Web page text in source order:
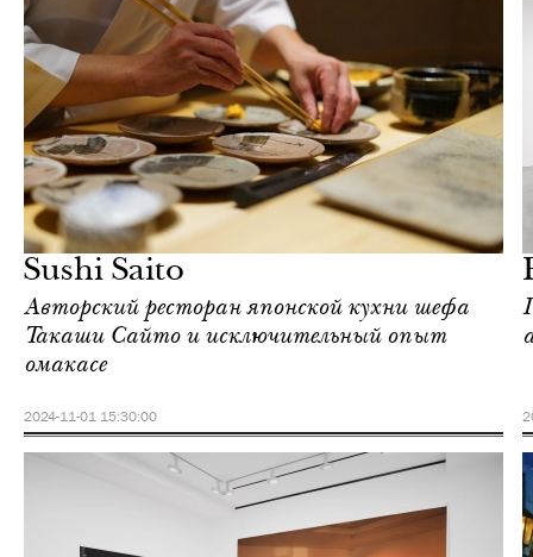
Sushi Saito
Авторский ресторан японской кухни шефа
Такаши Сайто и исключительный опыт
омакасе
2024-11-01 15:30:00